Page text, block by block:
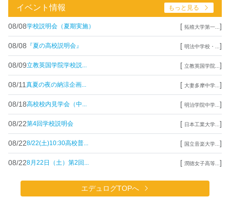
イベント情報 もっと見る
08/08学校説明会（夏期実施） [ 拓殖大学第一... ]
08/08 『夏の高校説明会』 [ 明法中学校・... ]
08/09立教英国学院学校説... [ 立教英国学院... ]
08/11 真夏の夜の納涼企画... [ 大妻多摩中学... ]
08/18高校校内見学会（中... [ 明治学院中学... ]
08/22第4回学校説明会 [ 日本工業大学... ]
08/228/22(土)10:30高校普... [ 国立音楽大学... ]
08/228月22日（土）第2回... [ 潤徳女子高等... ]
エデュログTOPへ